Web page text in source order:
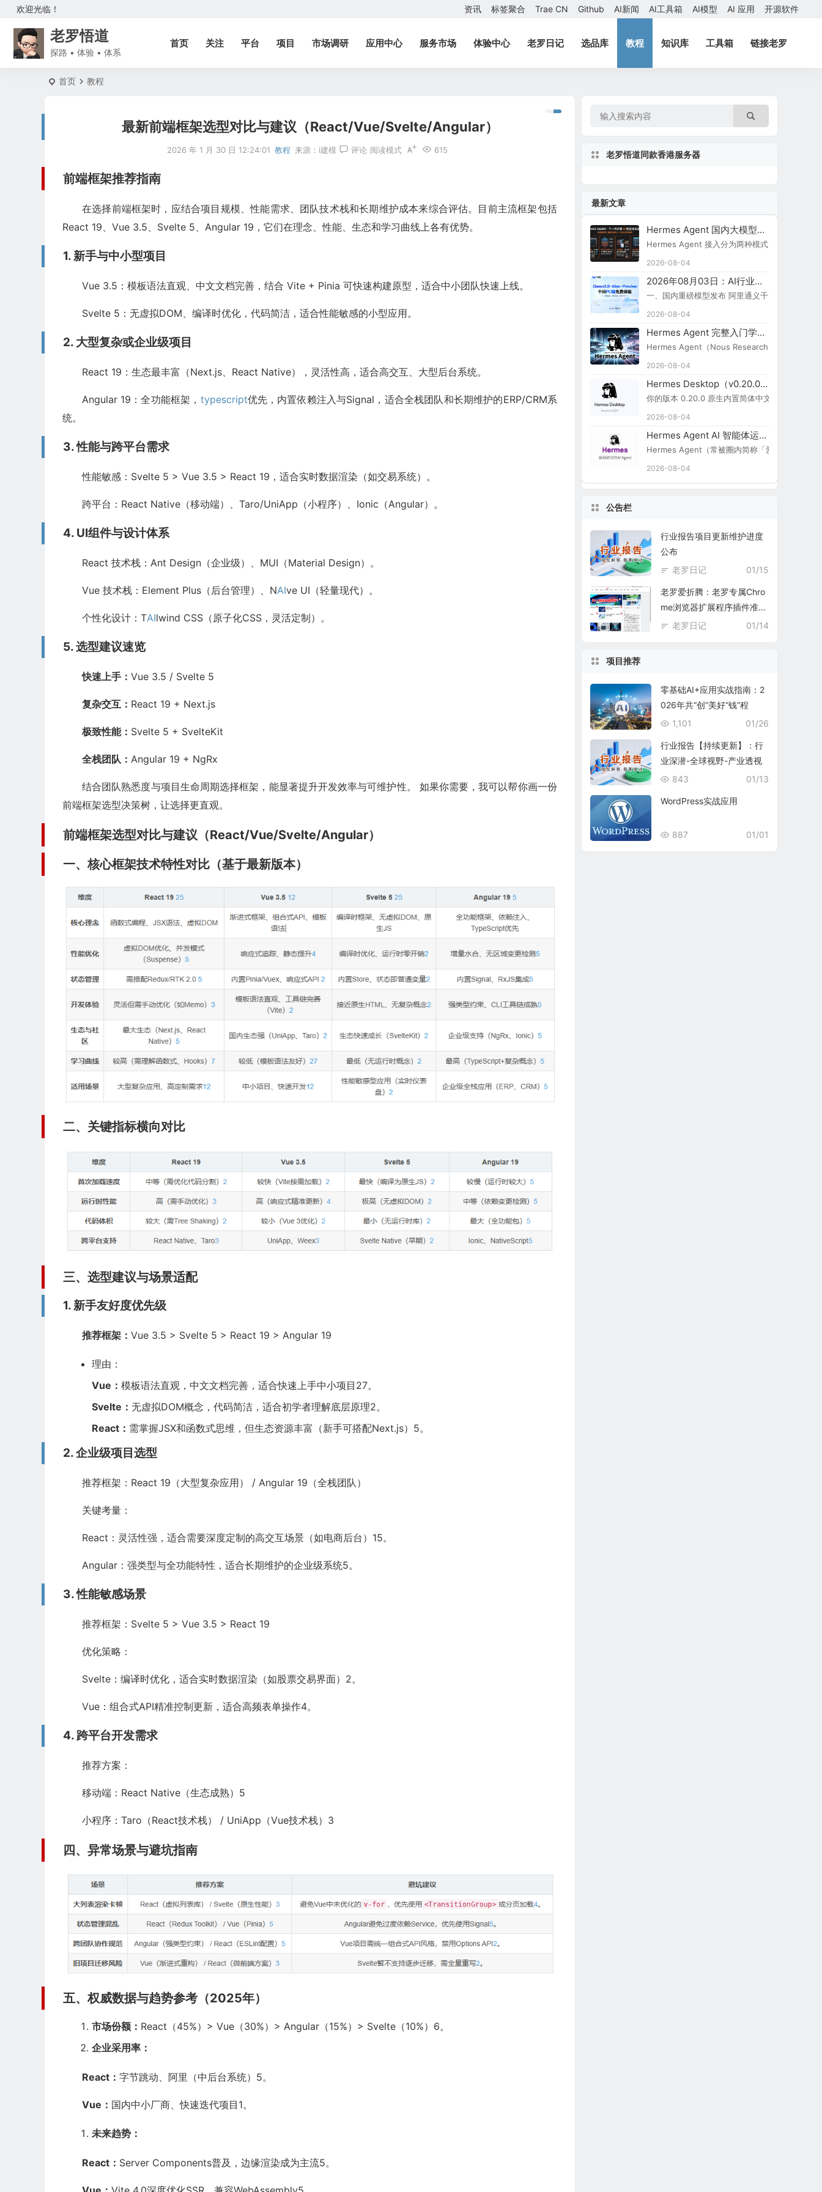
欢迎光临！ 资讯 标签聚合 Trae CN Github AI新闻 AI工具箱 AI模型 AI 应用 开源软件
老罗悟道
探路 • 体验 • 体系
首页 关注 平台 项目 市场调研 应用中心 服务市场 体验中心 老罗日记 选品库 教程 知识库 工具箱 链接老罗
首页 教程
最新前端框架选型对比与建议（React/Vue/Svelte/Angular）
2026 年 1 月 30 日 12:24:01 教程 来源： i建模 评论 615
阅读模式
前端框架推荐指南
在选择前端框架时，应结合项目规模、性能需求、团队技术栈和长期维护成本来综合评估。目前主流框架包括
React 19、Vue 3.5、Svelte 5、Angular 19，它们在理念、性能、生态和学习曲线上各有优势。
1. 新手与中小型项目
Vue 3.5：模板语法直观、中文文档完善，结合 Vite + Pinia 可快速构建原型，适合中小团队快速上线。
Svelte 5：无虚拟DOM、编译时优化，代码简洁，适合性能敏感的小型应用。
2. 大型复杂或企业级项目
React 19：生态最丰富（Next.js、React Native），灵活性高，适合高交互、大型后台系统。
Angular 19：全功能框架， typescript优先，内置依赖注入与Signal，适合全栈团队和长期维护的ERP/CRM系
统。
3. 性能与跨平台需求
性能敏感：Svelte 5 > Vue 3.5 > React 19，适合实时数据渲染（如交易系统）。
跨平台：React Native（移动端）、Taro/UniApp（小程序）、Ionic（Angular）。
4. UI组件与设计体系
React 技术栈：Ant Design（企业级）、MUI（Material Design）。
Vue 技术栈：Element Plus（后台管理）、NAIve UI（轻量现代）。
个性化设计：TAIlwind CSS（原子化CSS，灵活定制）。
5. 选型建议速览
快速上手： Vue 3.5 / Svelte 5
复杂交互： React 19 + Next.js
极致性能： Svelte 5 + SvelteKit
全栈团队： Angular 19 + NgRx
结合团队熟悉度与项目生命周期选择框架，能显著提升开发效率与可维护性。 如果你需要，我可以帮你画一份
前端框架选型决策树，让选择更直观。
前端框架选型对比与建议（React/Vue/Svelte/Angular）
一、核心框架技术特性对比（基于最新版本）
二、关键指标横向对比
三、选型建议与场景适配
1. 新手友好度优先级
推荐框架： Vue 3.5 > Svelte 5 > React 19 > Angular 19
理由：
Vue： 模板语法直观，中文文档完善，适合快速上手中小项目27。
Svelte： 无虚拟DOM概念，代码简洁，适合初学者理解底层原理2。
React： 需掌握JSX和函数式思维，但生态资源丰富（新手可搭配Next.js）5。
2. 企业级项目选型
推荐框架：React 19（大型复杂应用） / Angular 19（全栈团队）
关键考量：
React：灵活性强，适合需要深度定制的高交互场景（如电商后台）15。
Angular：强类型与全功能特性，适合长期维护的企业级系统5。
3. 性能敏感场景
推荐框架：Svelte 5 > Vue 3.5 > React 19
优化策略：
Svelte：编译时优化，适合实时数据渲染（如股票交易界面）2。
Vue：组合式API精准控制更新，适合高频表单操作4。
4. 跨平台开发需求
推荐方案：
移动端：React Native（生态成熟）5
小程序：Taro（React技术栈） / UniApp（Vue技术栈）3
四、异常场景与避坑指南
五、权威数据与趋势参考（2025年）
市场份额： React（45%）> Vue（30%）> Angular（15%）> Svelte（10%）6。
企业采用率：
React： 字节跳动、阿里（中后台系统）5。
Vue： 国内中小厂商、快速迭代项目1。
未来趋势：
React： Server Components普及，边缘渲染成为主流5。
老罗悟道同款香港服务器
最新文章
Hermes Agent 国内大模型接入指南
Hermes Agent 接入分为两种模式：原生内置
2026-08-04
2026年08月03日：AI行业新闻简报
一、国内重磅模型发布 阿里通义千问
2026-08-04
Hermes Agent 完整入门学习路线图
Hermes Agent（Nous Research）：开源自进
2026-08-04
Hermes Desktop（v0.20.0）切换简体中文步骤
你的版本 0.20.0 原生内置简体中文，无需额外
2026-08-04
Hermes Agent AI 智能体运行引擎
Hermes Agent（常被圈内简称「爱马仕 Agent
2026-08-04
公告栏
行业报告项目更新维护进度
公布
01/15
老罗日记
老罗爱折腾：老罗专属Chro
me浏览器扩展程序插件准备
中
01/14
老罗日记
项目推荐
零基础AI+应用实战指南：2
026年共“创”美好“钱”程
01/26
1,101
行业报告【持续更新】：行
业深潜-全球视野-产业透视
01/13
843
WordPress实战应用
01/01
887